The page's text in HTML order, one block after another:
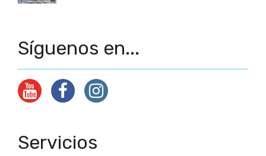
Síguenos en...
Servicios